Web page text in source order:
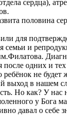
сердца),
половина
для
семьи и
одних и
не будет
выход в нашем
Но как? У нас
у Бога
давал о себе